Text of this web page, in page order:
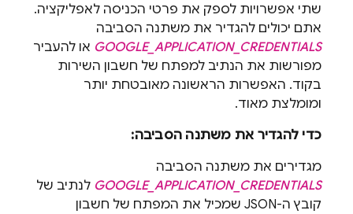
שתי אפשרויות לספק את פרטי הכניסה לאפליקציה.
אתם יכולים להגדיר את משתנה הסביבה
GOOGLE_APPLICATION_CREDENTIALS או להעביר
מפורשות את הנתיב למפתח של חשבון השירות
בקוד. האפשרות הראשונה מאובטחת יותר
ומומלצת מאוד.
כדי להגדיר את משתנה הסביבה:
מגדירים את משתנה הסביבה
GOOGLE_APPLICATION_CREDENTIALS לנתיב של
קובץ ה-JSON שמכיל את המפתח של חשבון